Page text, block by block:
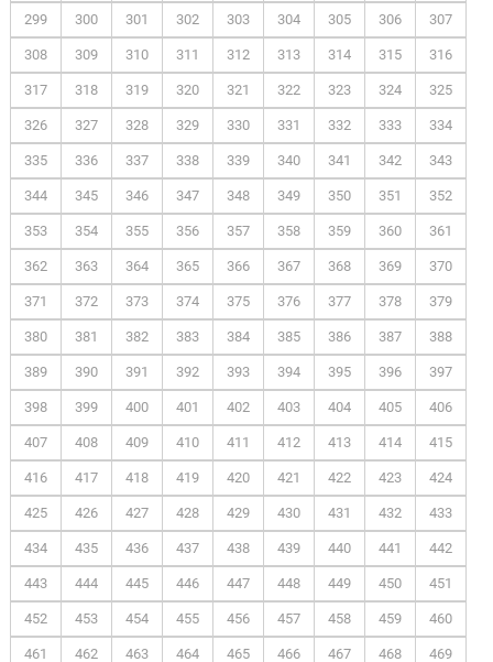
299 300 301 302 303 304 305 306 307
308 309 310 311 312 313 314 315 316
317 318 319 320 321 322 323 324 325
326 327 328 329 330 331 332 333 334
335 336 337 338 339 340 341 342 343
344 345 346 347 348 349 350 351 352
353 354 355 356 357 358 359 360 361
362 363 364 365 366 367 368 369 370
371 372 373 374 375 376 377 378 379
380 381 382 383 384 385 386 387 388
389 390 391 392 393 394 395 396 397
398 399 400 401 402 403 404 405 406
407 408 409 410 411 412 413 414 415
416 417 418 419 420 421 422 423 424
425 426 427 428 429 430 431 432 433
434 435 436 437 438 439 440 441 442
443 444 445 446 447 448 449 450 451
452 453 454 455 456 457 458 459 460
461 462 463 464 465 466 467 468 469